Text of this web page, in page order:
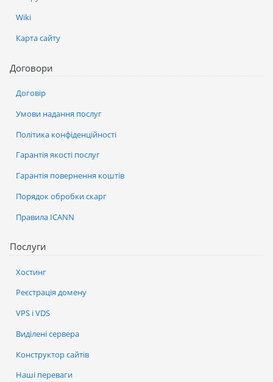
Послуги
Хостинг
Реєстрація домену
VPS і VDS
Виділені сервера
Конструктор сайтів
Наші переваги
Wiki
Карта сайту
Договори
Договір
Умови надання послуг
Політика конфіденційності
Гарантія якості послуг
Гарантія повернення коштів
Порядок обробки скарг
Правила ICANN